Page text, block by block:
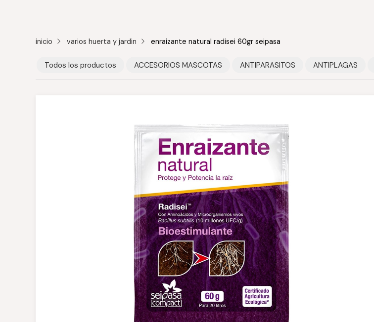
inicio varios huerta y jardin enraizante natural radisei 60gr seipasa
Todos los productos ACCESORIOS MASCOTAS ANTIPARASITOS ANTIPLAGAS